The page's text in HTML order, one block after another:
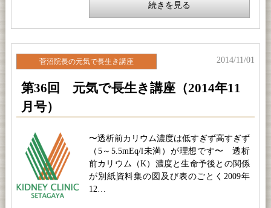
続きを見る
第36回 元気で長生き講座（2014年11
月号）
菅沼院長の元気で長生き講座 2014/11/01
〜透析前カリウム濃度は低すぎず高すぎず
（5～5.5mEq/l未満）が理想です〜 透析
前カリウム（K）濃度と生命予後との関係
が別紙資料集の図及び表のごとく2009年
12…